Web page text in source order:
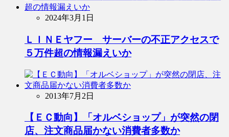
2024年3月1日
ＬＩＮＥヤフー サーバーの不正アクセスで
５万件超の情報漏えいか
2013年7月2日
【ＥＣ動向】「オルベショップ」が突然の閉
店、注文商品届かない消費者多数か